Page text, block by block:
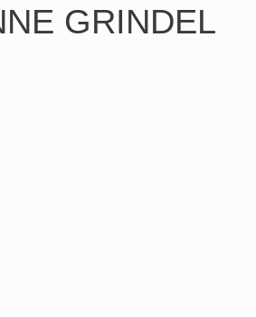
GRINDEL